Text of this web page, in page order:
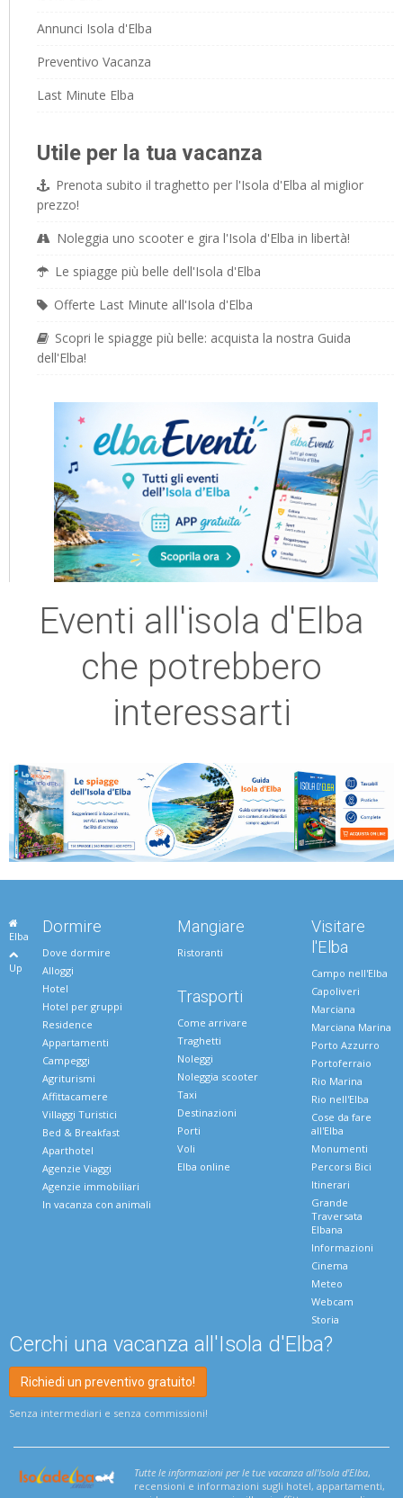
Annunci Isola d'Elba
Preventivo Vacanza
Last Minute Elba
Utile per la tua vacanza
Prenota subito il traghetto per l'Isola d'Elba al miglior
prezzo!
Noleggia uno scooter e gira l'Isola d'Elba in libertà!
Le spiagge più belle dell'Isola d'Elba
Offerte Last Minute all'Isola d'Elba
Scopri le spiagge più belle: acquista la nostra Guida
dell'Elba!
Eventi all'isola d'Elba
che potrebbero
interessarti
Elba
Up
Dormire
Dove dormire
Alloggi
Hotel
Hotel per gruppi
Residence
Appartamenti
Campeggi
Agriturismi
Affittacamere
Villaggi Turistici
Bed & Breakfast
Aparthotel
Agenzie Viaggi
Agenzie immobiliari
In vacanza con animali
Mangiare
Ristoranti
Trasporti
Come arrivare
Traghetti
Noleggi
Noleggia scooter
Taxi
Destinazioni
Porti
Voli
Elba online
Visitare
l'Elba
Campo nell'Elba
Capoliveri
Marciana
Marciana Marina
Porto Azzurro
Portoferraio
Rio Marina
Rio nell'Elba
Cose da fare
all'Elba
Monumenti
Percorsi Bici
Itinerari
Grande
Traversata
Elbana
Informazioni
Cinema
Meteo
Webcam
Storia
Cerchi una vacanza all'Isola d'Elba?
Richiedi un preventivo gratuito!
Senza intermediari e senza commissioni!
Tutte le informazioni per le tue vacanza all'Isola d'Elba,
recensioni e informazioni sugli hotel, appartamenti,